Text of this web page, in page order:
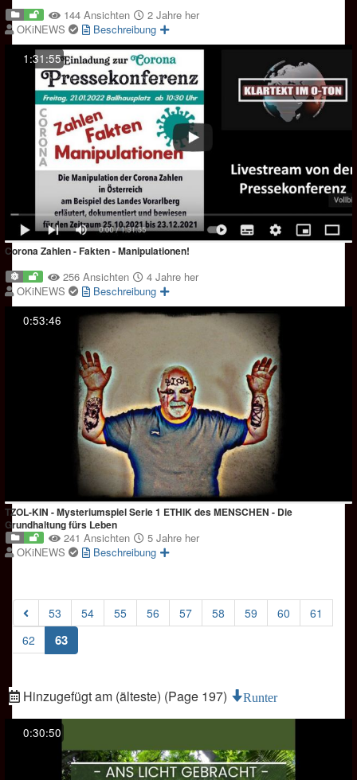
144 Ansichten
2 Jahre her
OKiNEWS
Beschreibung
1:31:55
Corona Zahlen - Fakten - Manipulationen!
256 Ansichten
4 Jahre her
OKiNEWS
Beschreibung
0:53:46
TZOL-KIN - Mysteriumspiel Serie 1 ETHIK des MENSCHEN - Die
Grundhaltung fürs Leben
241 Ansichten
5 Jahre her
OKiNEWS
Beschreibung
53 54 55 56 57 58 59 60
61
62
63(current)
Hinzugefügt am (älteste) (Page 197) Runter
0:30:50